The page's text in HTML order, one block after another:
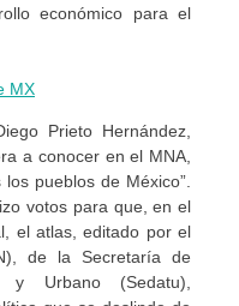
económico para el
Prieto Hernández,
a conocer en el MNA,
pueblos de México”.
votos para que, en el
el atlas, editado por el
de la Secretaría de
y Urbano (Sedatu),